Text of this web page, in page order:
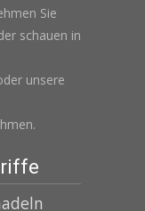
Sie
schauen in
unsere